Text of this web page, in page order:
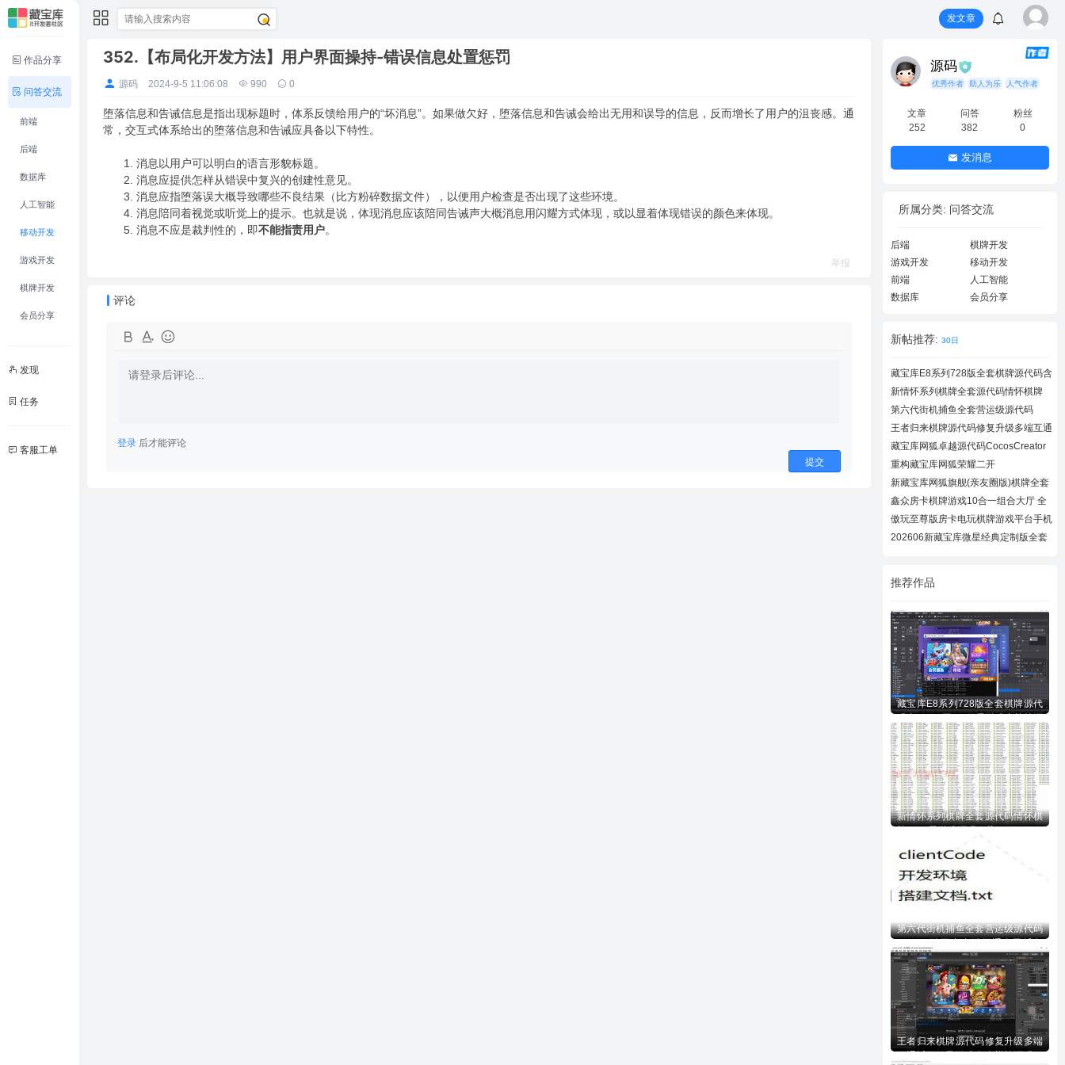
作品分享
问答交流
前端
后端
数据库
人工智能
移动开发
游戏开发
棋牌开发
会员分享
发现
任务
客服工单
发文章
352.【布局化开发方法】用户界面操持-错误信息处置惩罚
源码 2024-9-5 11:06:08 990 0
堕落信息和告诫信息是指出现标题时，体系反馈给用户的“坏消息”。如果做欠好，堕落信息和告诫会给出无用和误导的信息，反而增长了用户的沮丧感。通
常，交互式体系给出的堕落信息和告诫应具备以下特性。
消息以用户可以明白的语言形貌标题。
消息应提供怎样从错误中复兴的创建性意见。
消息应指堕落误大概导致哪些不良结果（比方粉碎数据文件），以便用户检查是否出现了这些环境。
消息陪同着视觉或听觉上的提示。也就是说，体现消息应该陪同告诫声大概消息用闪耀方式体现，或以显着体现错误的颜色来体现。
消息不应是裁判性的，即不能指责用户。
举报
评论
登录 后才能评论
提交
源码
优秀作者 助人为乐 人气作者
文章
252
问答
382
粉丝
0
发消息
所属分类: 问答交流
后端
棋牌开发
游戏开发
移动开发
前端
人工智能
数据库
会员分享
新帖推荐: 30日
藏宝库E8系列728版全套棋牌源代码含
728UI工
新情怀系列棋牌全套源代码情怀棋牌
700+子游
第六代街机捕鱼全套营运级源代码
Creator跨
王者归来棋牌源代码修复升级多端互通
近百款
藏宝库网狐卓越源代码CocosCreator
卓越版全
重构藏宝库网狐荣耀二开
CocosCreator开拓版
新藏宝库网狐旗舰(亲友圈版)棋牌全套
源码下
鑫众房卡棋牌游戏10合一组合大厅 全
套组件
傲玩至尊版房卡电玩棋牌游戏平台手机
棋牌游
202606新藏宝库微星经典定制版全套
推荐作品
藏宝库E8系列728版全套棋牌源代
码下载
新情怀系列棋牌全套源代码情怀棋
第六代街机捕鱼全套营运级源代码
全套完美源代码下载
王者归来棋牌源代码修复升级多端